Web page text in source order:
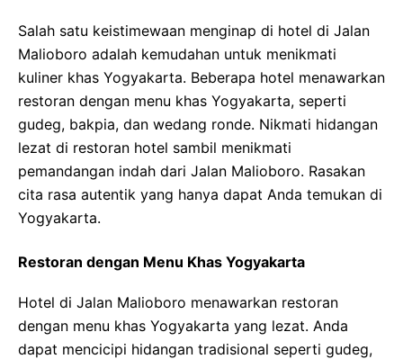
Salah satu keistimewaan menginap di hotel di Jalan
Malioboro adalah kemudahan untuk menikmati
kuliner khas Yogyakarta. Beberapa hotel menawarkan
restoran dengan menu khas Yogyakarta, seperti
gudeg, bakpia, dan wedang ronde. Nikmati hidangan
lezat di restoran hotel sambil menikmati
pemandangan indah dari Jalan Malioboro. Rasakan
cita rasa autentik yang hanya dapat Anda temukan di
Yogyakarta.
Restoran dengan Menu Khas Yogyakarta
Hotel di Jalan Malioboro menawarkan restoran
dengan menu khas Yogyakarta yang lezat. Anda
dapat mencicipi hidangan tradisional seperti gudeg,